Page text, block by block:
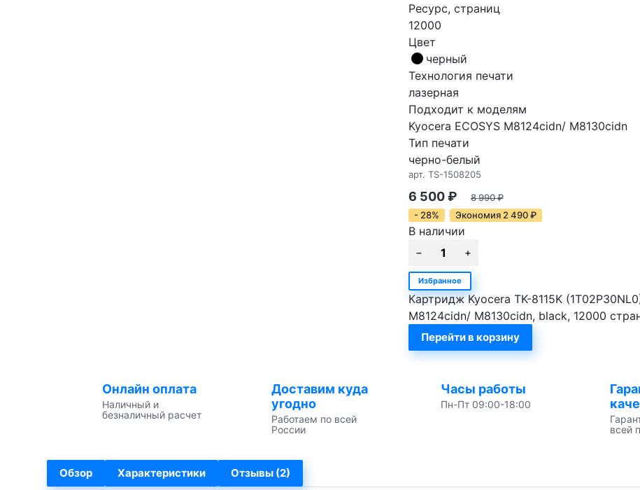
Ресурс, страниц
12000
Цвет
черный
Технология печати
лазерная
Подходит к моделям
Kyocera ECOSYS M8124cidn/ M8130cidn
Тип печати
черно-белый
арт. TS-1508205
6 500₽ 8 990₽
- 28%
Экономия 2 490₽
В наличии
Избранное
Картридж Kyocera TK-8115K
M8124cidn/ M8130cidn, black, 12000
Перейти в корзину
Онлайн оплата
Наличный и
безналичный расчет
Доставим куда
угодно
Работаем по всей
России
Часы работы
Пн-Пт 09:00-18:00
всей
Обзор Характеристики Отзывы (2)